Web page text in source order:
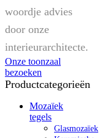
woordje advies
door onze
interieurarchitecte.
Onze toonzaal
bezoeken
Productcategorieën
Mozaïek
tegels
Glasmozaïek